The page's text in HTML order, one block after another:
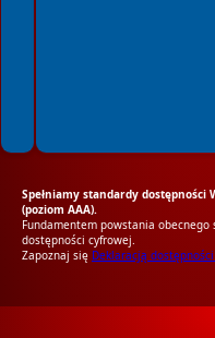
Spełniamy standardy dostępności
(poziom AAA).
Fundamentem powstania
dostępności cyfrowej.
Zapoznaj się Deklaracją